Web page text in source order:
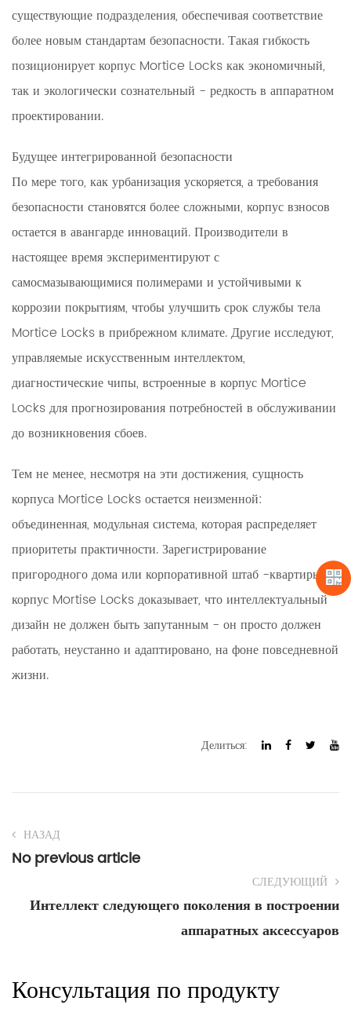
существующие подразделения, обеспечивая соответствие
более новым стандартам безопасности. Такая гибкость
позиционирует корпус Mortice Locks как экономичный,
так и экологически сознательный - редкость в аппаратном
проектировании.
Будущее интегрированной безопасности
По мере того, как урбанизация ускоряется, а требования
безопасности становятся более сложными, корпус взносов
остается в авангарде инноваций. Производители в
настоящее время экспериментируют с
самосмазывающимися полимерами и устойчивыми к
коррозии покрытиям, чтобы улучшить срок службы тела
Mortice Locks в прибрежном климате. Другие исследуют,
управляемые искусственным интеллектом,
диагностические чипы, встроенные в корпус Mortice
Locks для прогнозирования потребностей в обслуживании
до возникновения сбоев.
Тем не менее, несмотря на эти достижения, сущность
корпуса Mortice Locks остается неизменной:
объединенная, модульная система, которая распределяет
приоритеты практичности. Зарегистрирование
пригородного дома или корпоративной штаб -квартиры,
корпус Mortise Locks доказывает, что интеллектуальный
дизайн не должен быть запутанным - он просто должен
работать, неустанно и адаптировано, на фоне повседневной
жизни.
Делиться:
НАЗАД
No previous article
СЛЕДУЮЩИЙ
Интеллект следующего поколения в построении
аппаратных аксессуаров
Консультация по продукту